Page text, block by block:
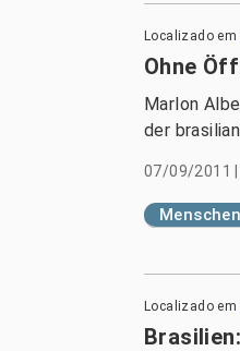
Localizado em
Ohne
Marlon
der
07/09/2011
Localizado em